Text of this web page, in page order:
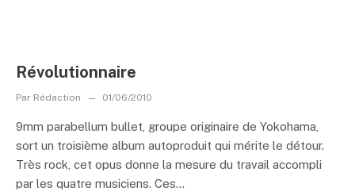
Révolutionnaire
Par Rédaction 01/06/2010
9mm parabellum bullet, groupe originaire de Yokohama,
sort un troisième album autoproduit qui mérite le détour.
Très rock, cet opus donne la mesure du travail accompli
par les quatre musiciens. Ces...